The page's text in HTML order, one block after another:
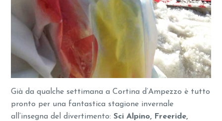
Già da qualche settimana a Cortina d’Ampezzo è tutto
pronto per una fantastica stagione invernale
all’insegna del divertimento:Sci Alpino, Freeride,